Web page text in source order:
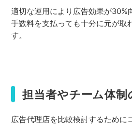
適切な運用により広告効果が30%
手数料を支払っても十分に元が取
す。
担当者やチーム体制
広告代理店を比較検討するために